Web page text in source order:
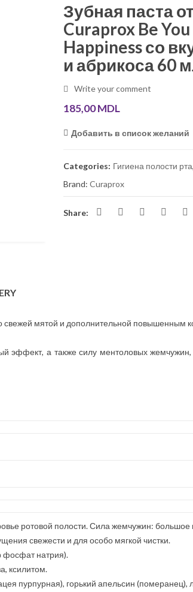
Зубная паста
Curaprox Be
Happiness со
и абрикоса 60
Write your comment
185,00MDL
Добавить в список желаний
Categories: Гигиена полости рта,
Brand: Curaprox
Share:
свежей мятой и дополнительной повышенным
эффект, а также силу ментоловых
ротовой полости. Сила жемчужин: большое
свежести и для особо мягкой чистки.
фосфат натрия).
ксилитом.
пурпурная), горький апельсин (померанец),